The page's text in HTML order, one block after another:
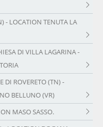
- LOCATION TENUTA LA
DI VILLA LAGARINA -
DI ROVERETO (TN) -
BELLUNO (VR)
MASO SASSO.